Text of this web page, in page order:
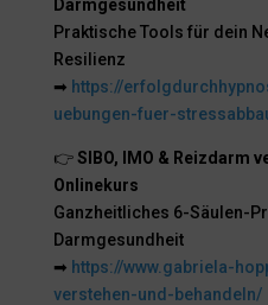
Darmgesundheit
Praktische Tools für dein
Resilienz
➡ https://
uebungen-fuer-
👉SIBO, IMO & Reizdarm
Onlinekurs
Ganzheitliches 6-Säulen-
Darmgesundheit
➡ https://www.gabriela-
verstehen-und-behandeln/